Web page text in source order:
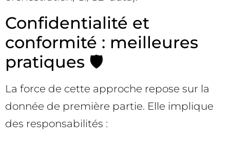
Confidentialité et
conformité : meilleures
pratiques 🛡️
La force de cette approche repose sur la
donnée de première partie. Elle implique
des responsabilités :